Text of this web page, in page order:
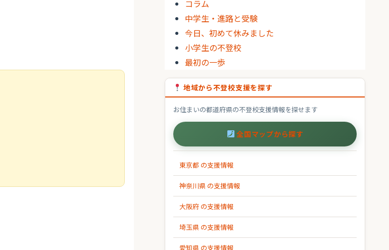
コラム
中学生・進路と受験
今日、初めて休みました
小学生の不登校
最初の一歩
地域から不登校支援を探す
お住まいの都道府県の不登校支援情報を探せます
全国マップから探す
東京都 の支援情報
神奈川県 の支援情報
大阪府 の支援情報
埼玉県 の支援情報
愛知県 の支援情報